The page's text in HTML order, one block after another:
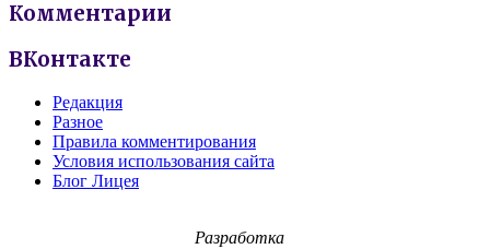
Комментарии
ВКонтакте
Редакция
Разное
Правила комментирования
Условия использования сайта
Блог Лицея
Разработка